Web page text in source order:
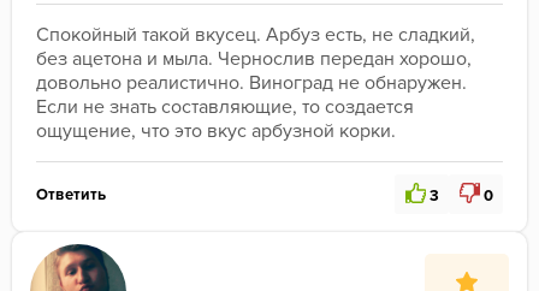
Спокойный такой вкусец. Арбуз есть, не сладкий,
без ацетона и мыла. Чернослив передан хорошо,
довольно реалистично. Виноград не обнаружен.
Если не знать составляющие, то создается
ощущение, что это вкус арбузной корки.
Ответить 3 0